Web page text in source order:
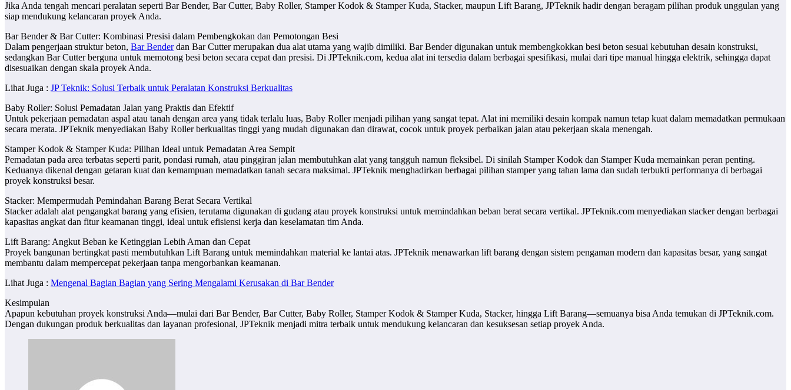
Jika Anda tengah mencari peralatan seperti Bar Bender, Bar Cutter, Baby Roller, Stamper Kodok & Stamper Kuda, Stacker, maupun Lift Barang, JPTeknik hadir dengan beragam pilihan produk unggulan yang
siap mendukung kelancaran proyek Anda.
Bar Bender & Bar Cutter: Kombinasi Presisi dalam Pembengkokan dan Pemotongan Besi
Dalam pengerjaan struktur beton, Bar Benderdan Bar Cutter merupakan dua alat utama yang wajib dimiliki. Bar Bender digunakan untuk membengkokkan besi beton sesuai kebutuhan desain konstruksi,
sedangkan Bar Cutter berguna untuk memotong besi beton secara cepat dan presisi. Di JPTeknik.com, kedua alat ini tersedia dalam berbagai spesifikasi, mulai dari tipe manual hingga elektrik, sehingga dapat
disesuaikan dengan skala proyek Anda.
Lihat Juga : JP Teknik: Solusi Terbaik untuk Peralatan Konstruksi Berkualitas
Baby Roller: Solusi Pemadatan Jalan yang Praktis dan Efektif
Untuk pekerjaan pemadatan aspal atau tanah dengan area yang tidak terlalu luas, Baby Roller menjadi pilihan yang sangat tepat. Alat ini memiliki desain kompak namun tetap kuat dalam memadatkan permukaan
secara merata. JPTeknik menyediakan Baby Roller berkualitas tinggi yang mudah digunakan dan dirawat, cocok untuk proyek perbaikan jalan atau pekerjaan skala menengah.
Stamper Kodok & Stamper Kuda: Pilihan Ideal untuk Pemadatan Area Sempit
Pemadatan pada area terbatas seperti parit, pondasi rumah, atau pinggiran jalan membutuhkan alat yang tangguh namun fleksibel. Di sinilah Stamper Kodok dan Stamper Kuda memainkan peran penting.
Keduanya dikenal dengan getaran kuat dan kemampuan memadatkan tanah secara maksimal. JPTeknik menghadirkan berbagai pilihan stamper yang tahan lama dan sudah terbukti performanya di berbagai
proyek konstruksi besar.
Stacker: Mempermudah Pemindahan Barang Berat Secara Vertikal
Stacker adalah alat pengangkat barang yang efisien, terutama digunakan di gudang atau proyek konstruksi untuk memindahkan beban berat secara vertikal. JPTeknik.com menyediakan stacker dengan berbagai
kapasitas angkat dan fitur keamanan tinggi, ideal untuk efisiensi kerja dan keselamatan tim Anda.
Lift Barang: Angkut Beban ke Ketinggian Lebih Aman dan Cepat
Proyek bangunan bertingkat pasti membutuhkan Lift Barang untuk memindahkan material ke lantai atas. JPTeknik menawarkan lift barang dengan sistem pengaman modern dan kapasitas besar, yang sangat
membantu dalam mempercepat pekerjaan tanpa mengorbankan keamanan.
Lihat Juga : Mengenal Bagian Bagian yang Sering Mengalami Kerusakan di Bar Bender
Kesimpulan
Apapun kebutuhan proyek konstruksi Anda—mulai dari Bar Bender, Bar Cutter, Baby Roller, Stamper Kodok & Stamper Kuda, Stacker, hingga Lift Barang—semuanya bisa Anda temukan di JPTeknik.com.
Dengan dukungan produk berkualitas dan layanan profesional, JPTeknik menjadi mitra terbaik untuk mendukung kelancaran dan kesuksesan setiap proyek Anda.